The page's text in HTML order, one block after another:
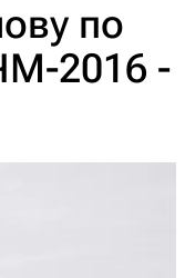
по
2016 -